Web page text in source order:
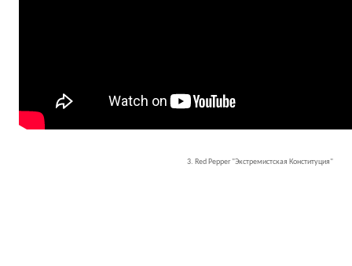
3. Red Pepper "Экстремистская Конституция"